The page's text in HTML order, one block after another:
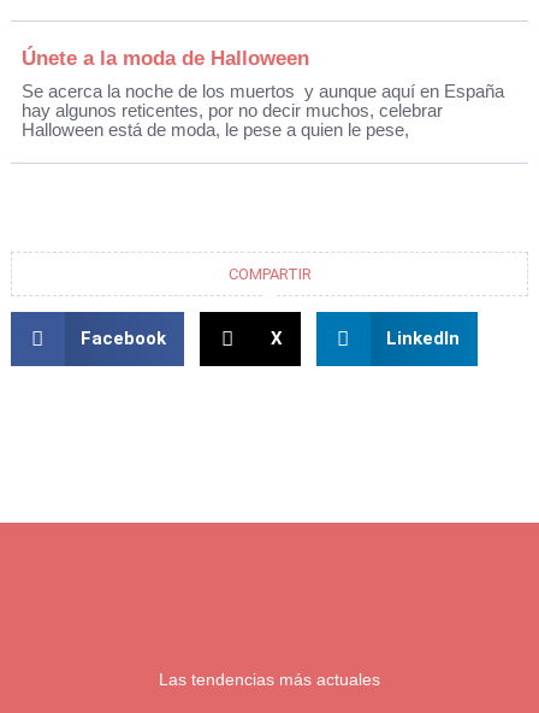
Únete a la moda de Halloween
Se acerca la noche de los muertos y aunque aquí en España
hay algunos reticentes, por no decir muchos, celebrar
Halloween está de moda, le pese a quien le pese,
COMPARTIR
Facebook X LinkedIn
Las tendencias más actuales